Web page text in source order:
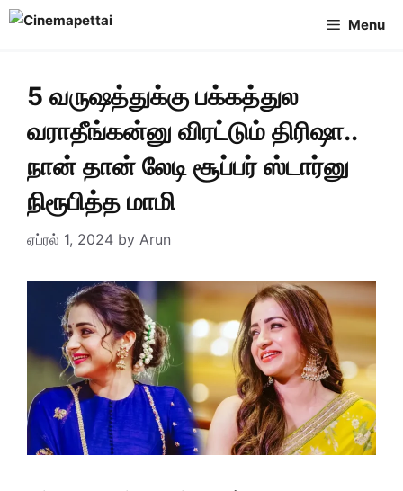
Skip
Menu
5 வருஷத்துக்கு பக்கத்துல
வராதீங்கன்னு விரட்டும் திரிஷா..
நான் தான் லேடி சூப்பர் ஸ்டார்னு
நிரூபித்த மாமி
ஏப்ரல் 1, 2024 by Arun